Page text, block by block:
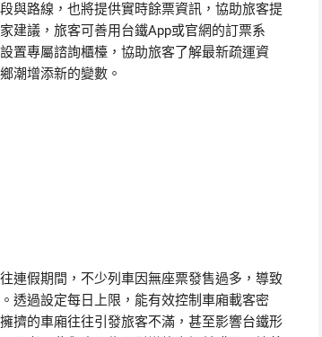
與路線，也將提供實時餘票資訊，協助旅客提
建議，旅客可善用台鐵App或官網的訂票系
置專屬諮詢櫃檯，協助旅客了解最新疏運資
潮增添新的變數。
連假期間，不少列車因無座票發售過多，導致
透過設定每日上限，能有效控制車廂載客密
擠的車廂往往引發旅客不滿，甚至影響台鐵形